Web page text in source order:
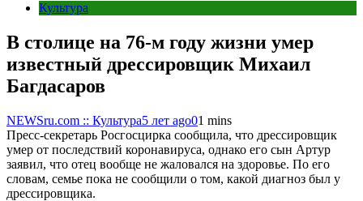
Культура
В столице на 76-м году жизни умер
известный дрессировщик Михаил
Багдасаров
NEWSru.com :: Культура5 лет ago01 mins
Пресс-секретарь Росгосцирка сообщила, что дрессировщик
умер от последствий коронавируса, однако его сын Артур
заявил, что отец вообще не жаловался на здоровье. По его
словам, семье пока не сообщили о том, какой диагноз был у
дрессировщика.